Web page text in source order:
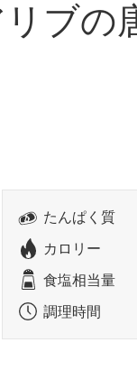
ブの
たんぱく質
カロリー
食塩相当量
調理時間